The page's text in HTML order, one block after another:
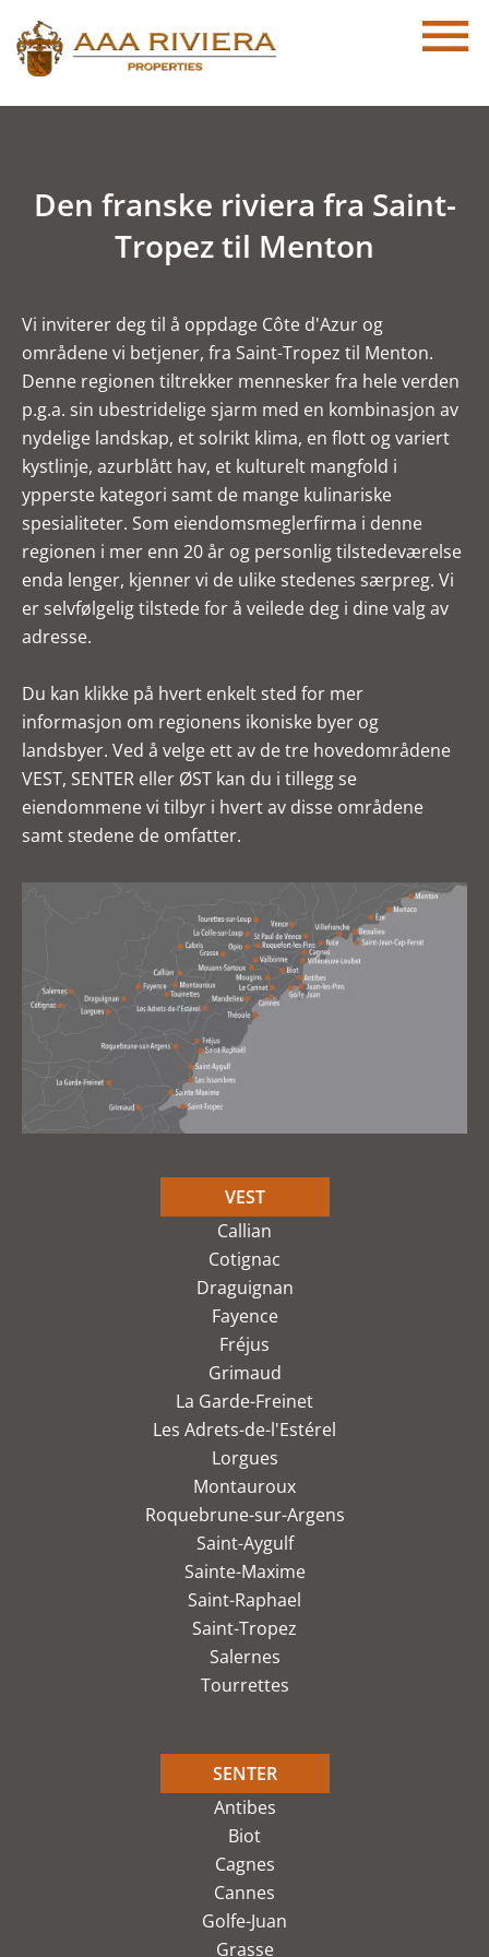
Den franske riviera fra Saint-
Tropez til Menton
Vi inviterer deg til å oppdage Côte d'Azur og
områdene vi betjener, fra Saint-Tropez til Menton.
Denne regionen tiltrekker mennesker fra hele verden
p.g.a. sin ubestridelige sjarm med en kombinasjon av
nydelige landskap, et solrikt klima, en flott og variert
kystlinje, azurblått hav, et kulturelt mangfold i
ypperste kategori samt de mange kulinariske
spesialiteter. Som eiendomsmeglerfirma i denne
regionen i mer enn 20 år og personlig tilstedeværelse
enda lenger, kjenner vi de ulike stedenes særpreg. Vi
er selvfølgelig tilstede for å veilede deg i dine valg av
adresse.
Du kan klikke på hvert enkelt sted for mer
informasjon om regionens ikoniske byer og
landsbyer. Ved å velge ett av de tre hovedområdene
VEST, SENTER eller ØST kan du i tillegg se
eiendommene vi tilbyr i hvert av disse områdene
samt stedene de omfatter.
VEST
Callian
Cotignac
Draguignan
Fayence
Fréjus
Grimaud
La Garde-Freinet
Les Adrets-de-l'Estérel
Lorgues
Montauroux
Roquebrune-sur-Argens
Saint-Aygulf
Sainte-Maxime
Saint-Raphael
Saint-Tropez
Salernes
Tourrettes
SENTER
Antibes
Biot
Cagnes
Cannes
Golfe-Juan
Grasse